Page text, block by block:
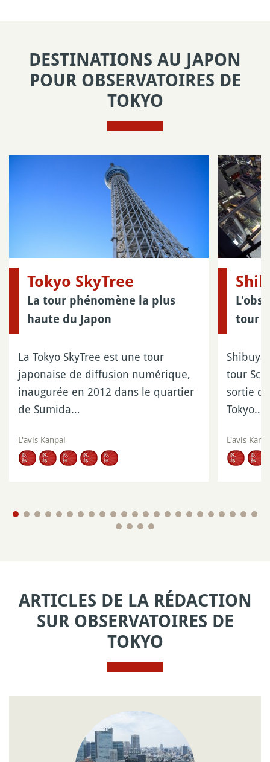
DESTINATIONS AU JAPON
POUR OBSERVATOIRES DE
TOKYO
Tokyo SkyTree
La tour phénomène la plus
haute du Japon
La Tokyo SkyTree est une tour
japonaise de diffusion numérique,
inaugurée en 2012 dans le quartier
de Sumida…
L'avis Kanpai
tour
Shibuya
tour
sortie
Tokyo…
L'avis
ARTICLES DE LA RÉDACTION
SUR OBSERVATOIRES DE
TOKYO